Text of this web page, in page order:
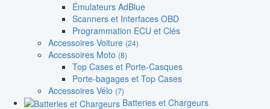
Émulateurs AdBlue
Scanners et Interfaces OBD
Programmation ECU et Clés
Accessoires Voiture (24)
Accessoires Moto (8)
Top Cases et Porte-Casques
Porte-bagages et Top Cases
Accessoires Vélo (7)
Batteries et Chargeurs